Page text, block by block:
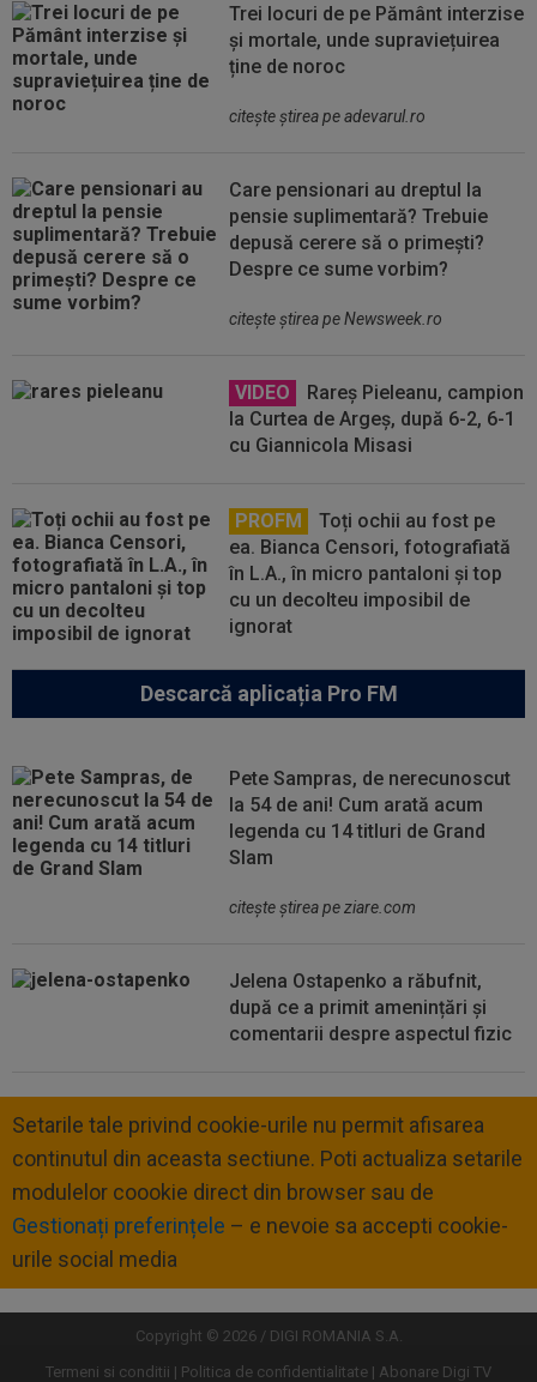
Trei locuri de pe Pământ interzise
și mortale, unde supraviețuirea
ține de noroc
citeşte ştirea pe adevarul.ro
Care pensionari au dreptul la
pensie suplimentară? Trebuie
depusă cerere să o primești?
Despre ce sume vorbim?
citeşte ştirea pe Newsweek.ro
VIDEO
Rareș Pieleanu, campion
la Curtea de Argeș, după 6-2, 6-1
cu Giannicola Misasi
PROFM
Toți ochii au fost pe
ea. Bianca Censori, fotografiată
în L.A., în micro pantaloni și top
cu un decolteu imposibil de
ignorat
Descarcă aplicația Pro FM
Pete Sampras, de nerecunoscut
la 54 de ani! Cum arată acum
legenda cu 14 titluri de Grand
Slam
citeşte ştirea pe ziare.com
Jelena Ostapenko a răbufnit,
după ce a primit amenințări și
comentarii despre aspectul fizic
Setarile tale privind cookie-urile nu permit afisarea
continutul din aceasta sectiune. Poti actualiza setarile
modulelor coookie direct din browser sau de
Gestionați preferințele – e nevoie sa accepti cookie-
urile social media
Copyright © 2026 / DIGI ROMANIA S.A.
Termeni si conditii
Politica de confidentialitate Abonare Digi TV